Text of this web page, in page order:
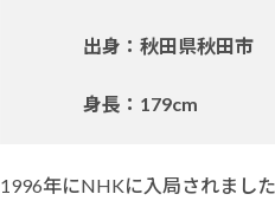
出身：秋田県秋田市
身長：179cm
1996年にNHKに入局されました